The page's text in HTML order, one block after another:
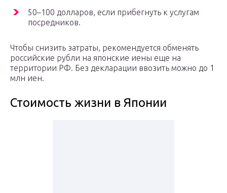
50–100 долларов, если прибегнуть к услугам
посредников.
Чтобы снизить затраты, рекомендуется обменять
российские рубли на японские иены еще на
территории РФ. Без декларации ввозить можно до 1
млн иен.
Стоимость жизни в Японии